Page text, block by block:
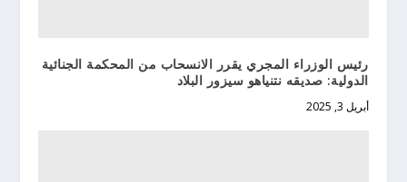
رئيس الوزراء المجري يقرر الانسحاب من المحكمة الجنائية
الدولية: صديقه نتنياهو سيزور البلاد
أبريل 3, 2025